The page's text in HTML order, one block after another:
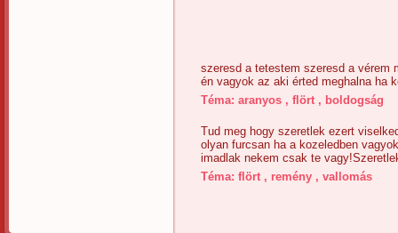
szeresd a tetestem szeresd a vérem
én vagyok az aki érted meghalna ha
Téma: aranyos , flört , boldogság
Tud meg hogy szeretlek ezert
olyan furcsan ha a kozeledben vagyok
imadlak nekem csak te
Téma: flört , remény , vallomás